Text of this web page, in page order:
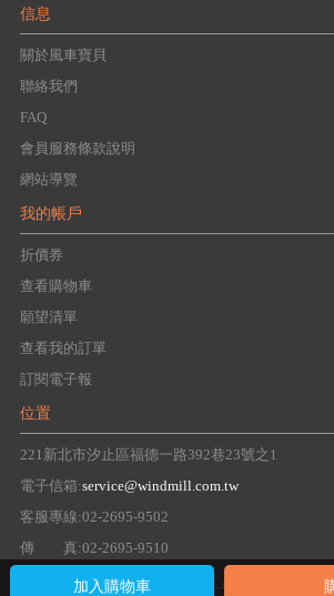
信息
關於風車寶貝
聯絡我們
FAQ
會員服務條款說明
網站導覽
我的帳戶
折價券
查看購物車
願望清單
查看我的訂單
訂閱電子報
位置
221新北市汐止區福德一路392巷23號之1
電子信箱:service@windmill.com.tw
客服專線:02-2695-9502
傳 真:02-2695-9510
Copyright 2016 windmill Group. All right reserved.